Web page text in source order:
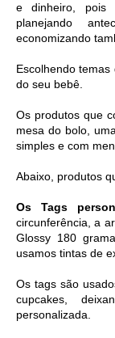
e dinheiro, pois
planejando
economizando
Escolhendo
do seu bebê.
Os produtos que
mesa do bolo,
simples e com
Abaixo, produtos
Os Tags
circunferência, a
Glossy 180
usamos tintas de
Os tags são
cupcakes,
personalizada.